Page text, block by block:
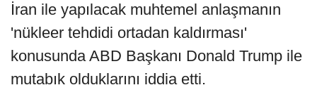
İran ile yapılacak muhtemel anlaşmanın
'nükleer tehdidi ortadan kaldırması'
konusunda ABD Başkanı Donald Trump ile
mutabık olduklarını iddia etti.